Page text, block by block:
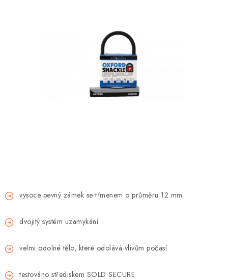
vysoce pevný zámek se třmenem o průměru 12 mm
dvojitý systém uzamykání
velmi odolné tělo, které odolává vlivům počasí
testováno střediskem SOLD SECURE